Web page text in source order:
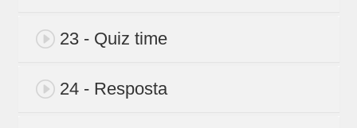
23 - Quiz time
24 - Resposta